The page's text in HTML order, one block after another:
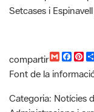
compartir
G F
b
o
o
k
P
e
r
e
s
Categoria: Notícies
Administracions i
Catalunya, Gea/
Elements culturals,